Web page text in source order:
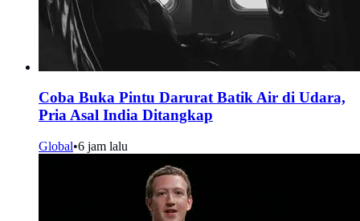
Coba Buka Pintu Darurat Batik Air di Udara,
Pria Asal India Ditangkap
Global•6 jam lalu